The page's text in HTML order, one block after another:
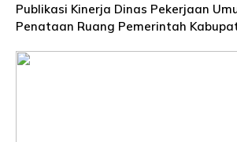
Publikasi Kinerja Dinas Pekerjaan
Penataan Ruang Pemerintah